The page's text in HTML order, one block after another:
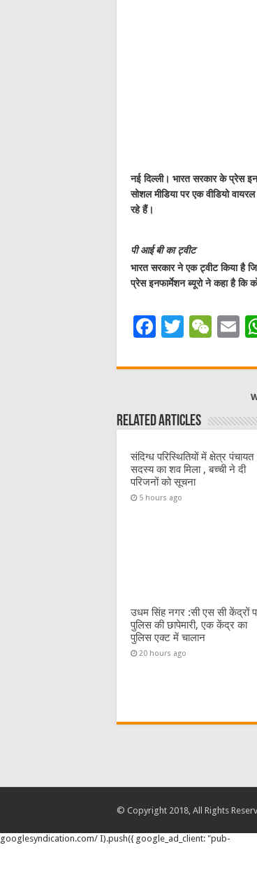
नई दिल्ली। भारत सरकार के प्रेस
सोशल मीडिया पर एक वीडियो
रहे हैं।
पी आई बी का ट्वीट
भारत सरकार ने एक ट्वीट किया है
प्रेस इनफार्मेशन ब्यूरो ने कहा है
F
c
b
o
o
k
T
it
r
W
C
at
E
Related Articles
संदिग्ध परिस्थितियों में क्षेत्र पंचायत
सदस्य का शव मिला , बच्ची ने दी
परिजनों को सूचना
5 hours ago
उधम सिंह नगर :सी एस सी केंद्रों
पुलिस की छापेमारी, एक केंद्र का
पुलिस एक्ट में चालान
20 hours ago
© Copyright 2018, All Rights
googlesyndication.com/ I).push({ google_ad_client: "pub-